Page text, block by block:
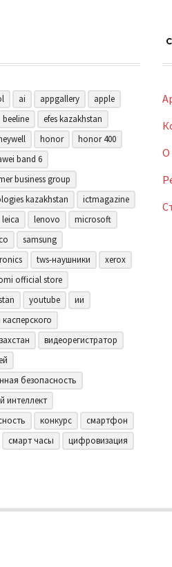
ai appgallery
apple
beeline
efes kazakhstan
honor
honor 400
band 6
business group
kazakhstan
ictmagazine
leica lenovo
microsoft
samsung
tws-наушники
xerox
official store
youtube
ии
видеорегистратор
безопасность
интеллект
конкурс
смартфон
смарт часы цифровизация
О